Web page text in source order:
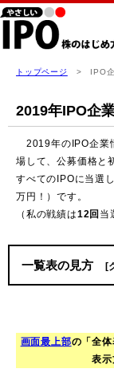
トップページ > IPO企
2019年IPO企
2019年のIPO企業
場して、公募価格と
すべてのIPOに当選
万円！）です。
（私の戦績は12回 当
一覧表の見方 [
画面最上部の「全
表